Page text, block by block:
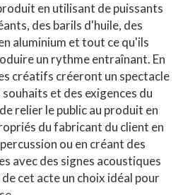
en utilisant de puissants
des barils d'huile, des
aluminium et tout ce qu'ils
un rythme entraînant. En
créatifs créeront un spectacle
et des exigences du
relier le public au produit en
du fabricant du client en
ou en créant des
avec des signes acoustiques
cet acte un choix idéal pour